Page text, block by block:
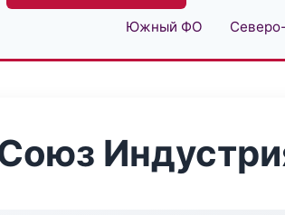
Южный ФО